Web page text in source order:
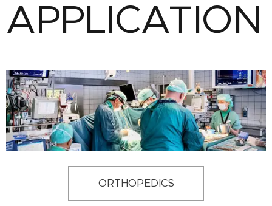
APPLICATION
ORTHOPEDICS